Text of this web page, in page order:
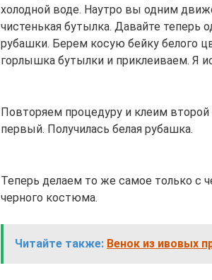
холодной воде. Наутро вы одним
чистенькая бутылка. Давайте теперь
рубашки. Берем косую бейку белого
горлышка бутылки и приклеиваем. Я
Повторяем процедуру и клеим второй
первый. Получилась белая рубашка.
Теперь делаем то же самое только с
черного костюма.
Читайте также: Венок из ивовых